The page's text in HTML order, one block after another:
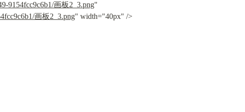
9154fcc9c6b1/画板2_3.png"
画板2_3.png" width="40px" />